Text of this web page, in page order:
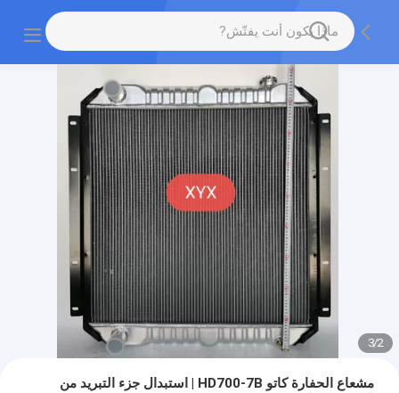
2
/
3
مشعاع الحفارة كاتو HD700-7B | استبدال جزء التبريد من